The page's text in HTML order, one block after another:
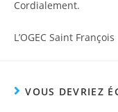
Cordialement.
L’OGEC Saint François
VOUS DEVRIEZ